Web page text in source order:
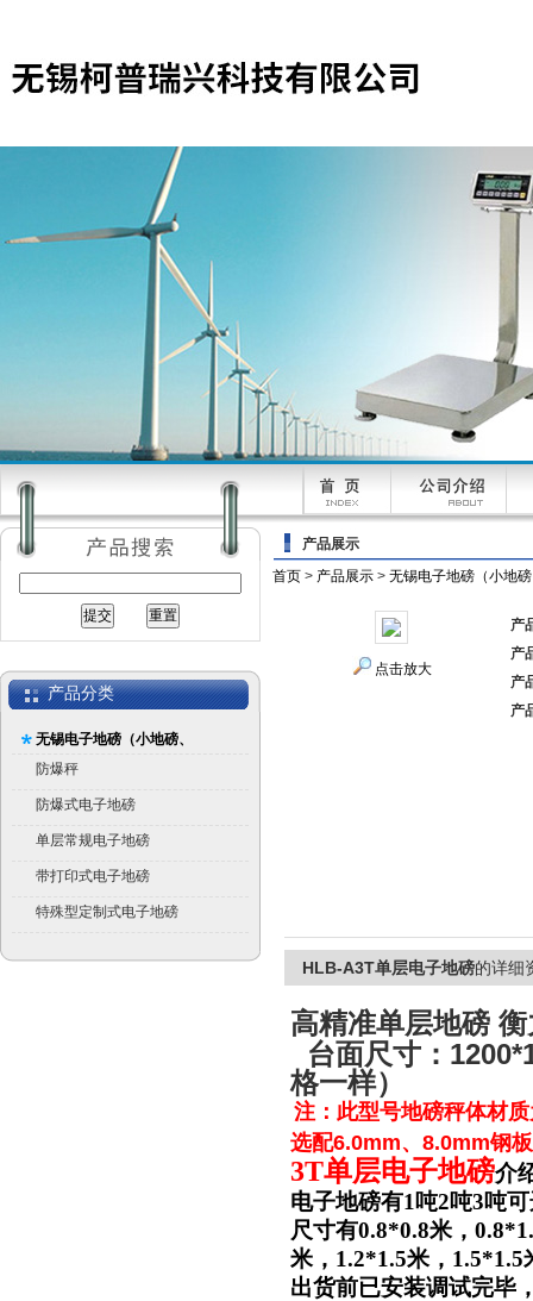
产品分类
无锡电子地磅（小地磅、
平台秤）
防爆秤
防爆式电子地磅
单层常规电子地磅
带打印式电子地磅
特殊型定制式电子地磅
产品展示
首页 > 产品展示 > 无锡电子地磅（小地
点击放大
产
产
产
产
HLB-A3T单层电子地磅的详细
高精准单层地磅
台面尺寸：
格一样）
注：此型号地磅秤体材
选配6.0mm、8.0mm钢
3T单层电子地磅介
电子地磅有1吨2吨3吨
尺寸有0.8*0.8米，
米，1.2*1.5米，1.5*1.5
出货前已安装调试完毕